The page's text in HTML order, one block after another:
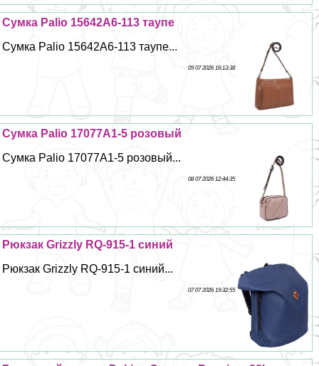
Сумка Palio 15642A6-113 таупе
Сумка Palio 15642A6-113 таупе...
09 07 2026 16:13:38
Сумка Palio 17077A1-5 розовый
Сумка Palio 17077A1-5 розовый...
08 07 2026 12:44:35
Рюкзак Grizzly RQ-915-1 синий
Рюкзак Grizzly RQ-915-1 синий...
07 07 2026 19:32:55